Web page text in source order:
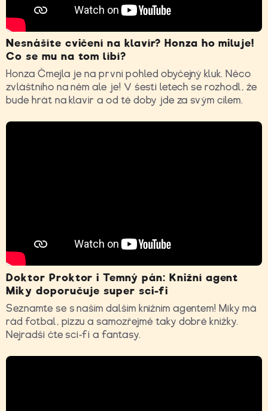
Nesnášíte cvičení na klavír? Honza ho miluje!
Co se mu na tom líbí?
Honza Čmejla je na první pohled obyčejný kluk. Něco
zvláštního na něm ale je! V šesti letech se rozhodl, že
bude hrát na klavír a od té doby jde za svým cílem.
Doktor Proktor i Temný pán: Knižní agent
Miky doporučuje super sci-fi
Seznamte se s naším dalším knižním agentem! Miky má
rád fotbal, pizzu a samozřejmě taky dobré knížky.
Nejradši čte sci-fi a fantasy.